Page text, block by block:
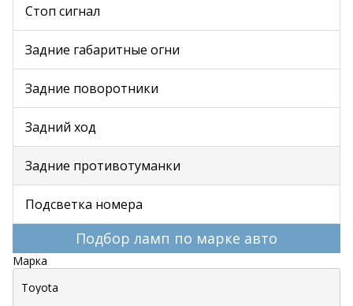
Стоп сигнал
Задние габаритные огни
Задние поворотники
Задний ход
Задние противотуманки
Подсветка номера
Подбор ламп по марке авто
Марка